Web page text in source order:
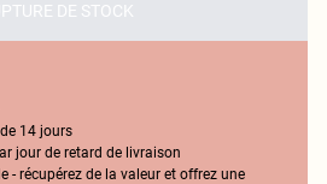
DE STOCK
14 jours
jour de retard de livraison
- récupérez de la valeur et offrez une